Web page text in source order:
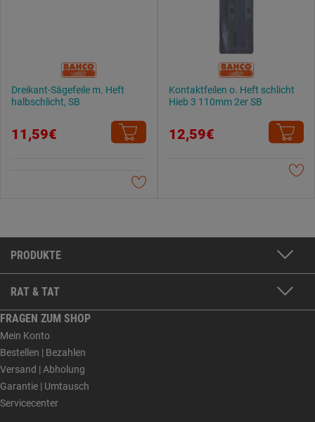
Dreikant-Sägefeile m. Heft
halbschlicht, SB
11,59€
Kontaktfeilen o. Heft schlicht
Hieb 3 110mm 2er SB
12,59€
PRODUKTE
RAT & TAT
FRAGEN ZUM SHOP
Mein Konto
Bestellen | Bezahlen
Versand | Abholung
Garantie | Umtausch
Servicecenter